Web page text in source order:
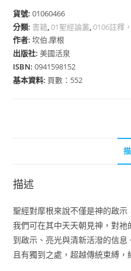
貨號:01060466
分類: 書籍,01聖經論叢,0106註釋
作者:坎伯.摩根
出版社:美國活泉
ISBN:0941598152
基本資料: 頁數：552
描述
聖經對摩根來說不僅是神的啟示
我們可在其中天天朝見神，對
到啟示、亮光與清新活潑的信
且有獨到之處，超越傳統束縛，